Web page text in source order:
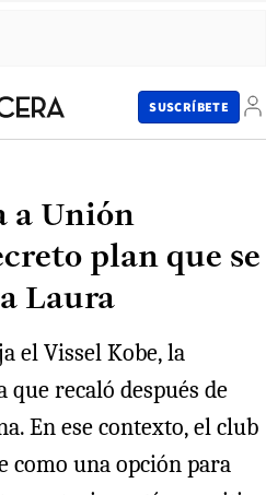
SUSCRÍBETE
a Unión
plan que se
Laura
el Vissel Kobe, la
que recaló después de
En ese contexto, el club
como una opción para